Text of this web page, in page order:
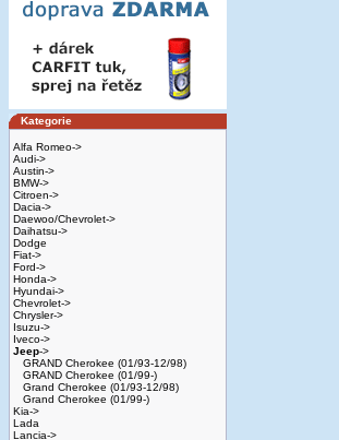
Kategorie
Alfa Romeo->
Audi->
Austin->
BMW->
Citroen->
Dacia->
Daewoo/Chevrolet->
Daihatsu->
Dodge
Fiat->
Ford->
Honda->
Hyundai->
Chevrolet->
Chrysler->
Isuzu->
Iveco->
Jeep->
GRAND Cherokee (01/93-12/98)
GRAND Cherokee (01/99-)
Grand Cherokee (01/93-12/98)
Grand Cherokee (01/99-)
Kia->
Lada
Lancia->